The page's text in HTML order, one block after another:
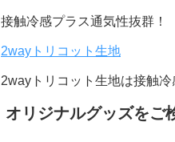
接触冷感プラス通気性抜群！
2wayトリコット生地
2wayトリコット生地は接触
オリジナルグッズをご